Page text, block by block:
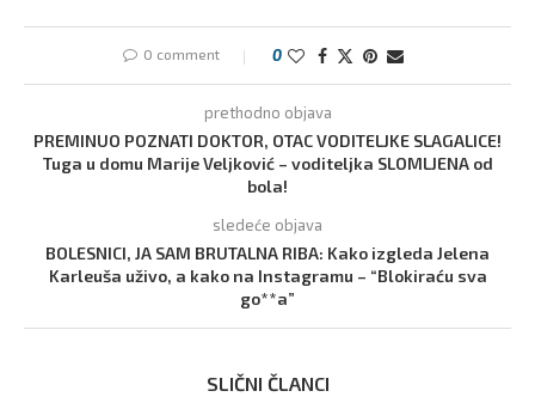
0 comment 0
prethodno objava
PREMINUO POZNATI DOKTOR, OTAC VODITELJKE SLAGALICE!
Tuga u domu Marije Veljković – voditeljka SLOMLJENA od
bola!
sledeće objava
BOLESNICI, JA SAM BRUTALNA RIBA: Kako izgleda Jelena
Karleuša uživo, a kako na Instagramu – “Blokiraću sva
go**a”
SLIČNI ČLANCI